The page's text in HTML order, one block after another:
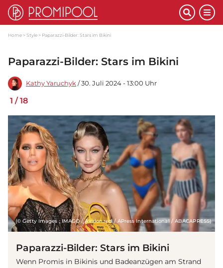
Home Style Paparazzi-Bilder: Stars im Bikini
Paparazzi-Bilder: Stars im Bikini
Kathy Yaruchyk / 30. Juli 2024 - 13:00 Uhr
1 /18
(© Getty Images ; IMAGO / Avalon.red / APress International / ABACAPRESS)
Paparazzi-Bilder: Stars im Bikini
Wenn Promis in Bikinis und Badeanzügen am Strand